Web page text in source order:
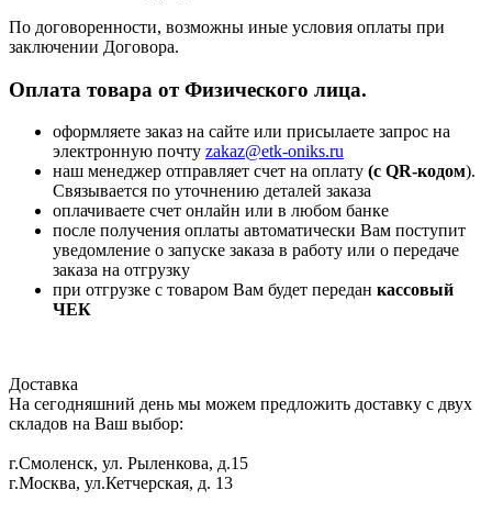
По договоренности, возможны иные условия оплаты при
заключении Договора.
Оплата товара от Физического лица.
оформляете заказ на сайте или присылаете запрос на
электронную почту zakaz@etk-oniks.ru
наш менеджер отправляет счет на оплату (с QR-кодом).
Связывается по уточнению деталей заказа
оплачиваете счет онлайн или в любом банке
после получения оплаты автоматически Вам поступит
уведомление о запуске заказа в работу или о передаче
заказа на отгрузку
при отгрузке с товаром Вам будет передан кассовый
ЧЕК
Доставка
На сегодняшний день мы можем предложить доставку с двух
складов на Ваш выбор:
г.Смоленск, ул. Рыленкова, д.15
г.Москва, ул.Кетчерская, д. 13